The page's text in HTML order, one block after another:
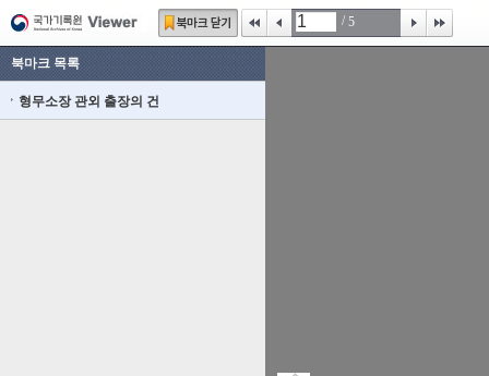
/ 5
북마크 목록
형무소장 관외 출장의 건